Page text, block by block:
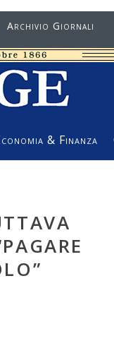
Archivio Giornali
& Finanza